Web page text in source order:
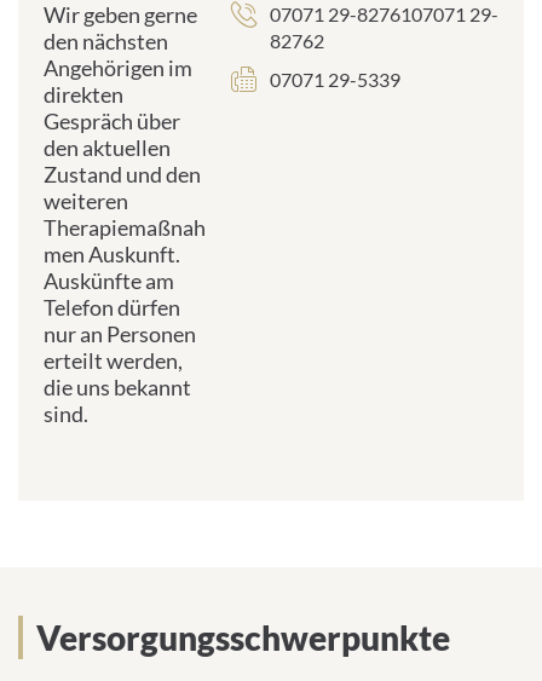
Wir geben gerne
den nächsten
Angehörigen im
direkten
Gespräch über
den aktuellen
Zustand und den
weiteren
Therapiemaßnah
men Auskunft.
Auskünfte am
Telefon dürfen
nur an Personen
erteilt werden,
die uns bekannt
sind.
07071 29-8276107071 29-
82762
07071 29-5339
Versorgungsschwerpunkte